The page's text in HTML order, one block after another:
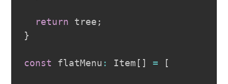
return tree ;
}
const flatMenu : Item [ ] = [